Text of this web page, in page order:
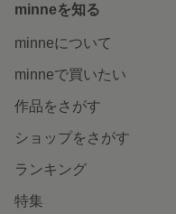
minneを知る
minneについて
minneで買いたい
作品をさがす
ショップをさがす
ランキング
特集